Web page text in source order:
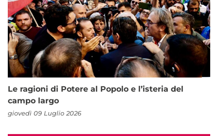
Le ragioni di Potere al Popolo e l’isteria del
campo largo
giovedì 09 Luglio 2026